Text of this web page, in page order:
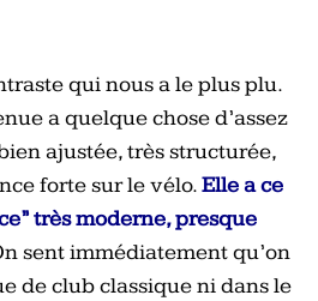
qui nous a le plus plu.
a quelque chose d’assez
ajustée, très structurée,
forte sur le vélo.Elle a ce
très moderne, presque
sent immédiatement qu’on
de club classique ni dans le